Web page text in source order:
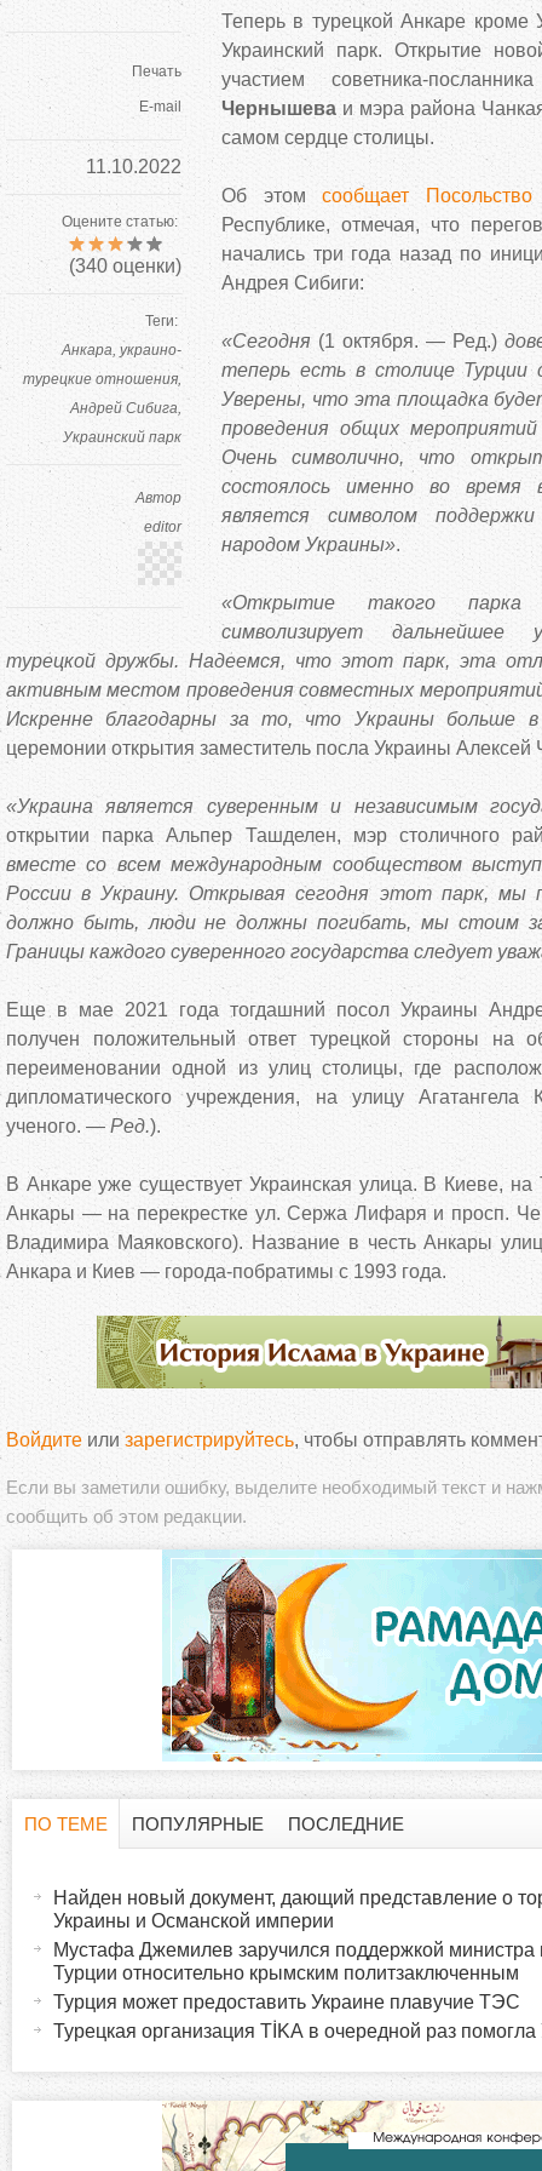
Печать
E-mail
11.10.2022
Оцените статью:
(340 оценки)
Теги:
Анкара украино-
турецкие отношения
Андрей Сибига
Украинский парк
Автор
editor
Теперь в турецкой Анкаре кроме
Украинский парк. Открытие
участием советника-
Чернышева и мэра района
самом сердце столицы.
Об этомсообщает
Республике, отмечая, что
начались три года назад по
Андрея Сибиги:
«Сегодня (1 октября. — Ред.)
теперь есть в столице Турции
Уверены, что эта площадка
проведения общих
Очень символично, что
состоялось именно во время
является символом
народом Украины».
«Открытие такого
символизирует дальнейшее
турецкой дружбы. Надеемся, что этот парк, эта
активным местом проведения совместных
Искренне благодарны за то, что Украины больше в
церемонии открытия заместитель посла Украины
«Украина является суверенным и независимым
открытии парка Альпер Ташделен, мэр столичного
вместе со всем международным сообществом
России в Украину. Открывая сегодня этот парк, мы
должно быть, люди не должны погибать, мы стоим
Границы каждого суверенного государства следует
Еще в мае 2021 года тогдашний посол Украины
получен положительный ответ турецкой стороны на
переименовании одной из улиц столицы, где
дипломатического учреждения, на улицу Агатангела
ученого. — Ред.).
В Анкаре уже существует Украинская улица. В Киеве,
Анкары — на перекрестке ул. Сержа Лифаря и просп.
Владимира Маяковского). Название в честь Анкары
Анкара и Киев — города-побратимы с 1993 года.
Войдите или зарегистрируйтесь, чтобы отправлять
Если вы заметили ошибку, выделите необходимый текст и
сообщить об этом редакции.
з
ПО ТЕМЕ
я
ПОПУЛЯРНЫЕ ПОСЛЕДНИЕ
Найден новый документ, дающий представление о
Украины и Османской империи
Мустафа Джемилев заручился поддержкой министра
Турции относительно крымским политзаключенным
Турция может предоставить Украине плавучие ТЭС
Турецкая организация TİKA в очередной раз помогла